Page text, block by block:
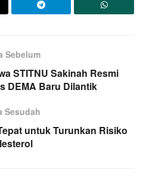
Sebelum
STITNU Sakinah Resmi
DEMA Baru Dilantik
Sesudah
untuk Turunkan Risiko